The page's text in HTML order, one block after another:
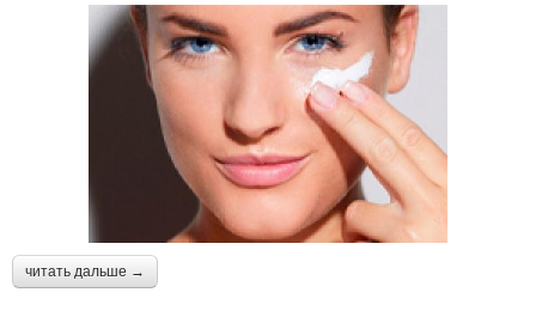
читать дальше →